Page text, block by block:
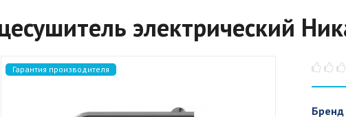
электрический
Гарантия производителя
Бренд